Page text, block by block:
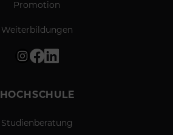
Promotion
Weiterbildungen
HOCHSCHULE
Studienberatung